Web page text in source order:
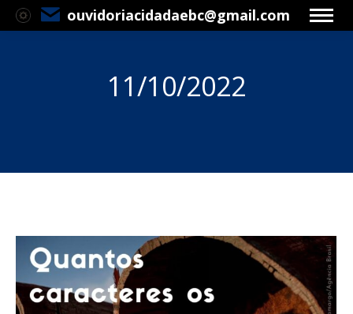
ouvidoriacidadaebc@gmail.com
11/10/2022